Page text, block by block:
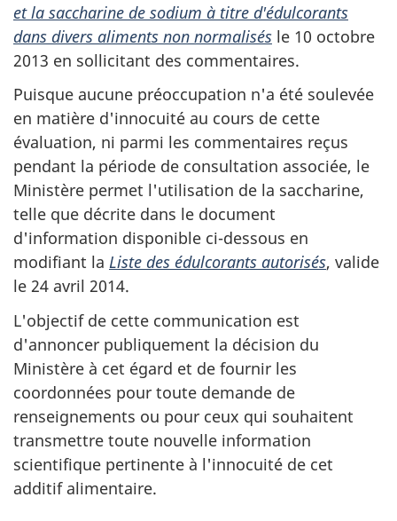
et la saccharine de sodium à titre d'édulcorants
dans divers aliments non normalisés le 10 octobre
2013 en sollicitant des commentaires.
Puisque aucune préoccupation n'a été soulevée
en matière d'innocuité au cours de cette
évaluation, ni parmi les commentaires reçus
pendant la période de consultation associée, le
Ministère permet l'utilisation de la saccharine,
telle que décrite dans le document
d'information disponible ci-dessous en
modifiant la Liste des édulcorants autorisés, valide
le 24 avril 2014.
L'objectif de cette communication est
d'annoncer publiquement la décision du
Ministère à cet égard et de fournir les
coordonnées pour toute demande de
renseignements ou pour ceux qui souhaitent
transmettre toute nouvelle information
scientifique pertinente à l'innocuité de cet
additif alimentaire.